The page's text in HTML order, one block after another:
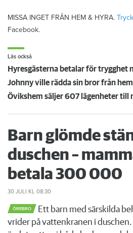
MISSA INGET FRÅN HEM & HYRA.
Facebook.
Läs också
Övikshem säljer 607 lägenheter till
Barn glömde
duschen –
betala 300 000
30 JULI KL 08:30
ÖREBRO
Ett barn med särskilda
vrider på vattenkranen i